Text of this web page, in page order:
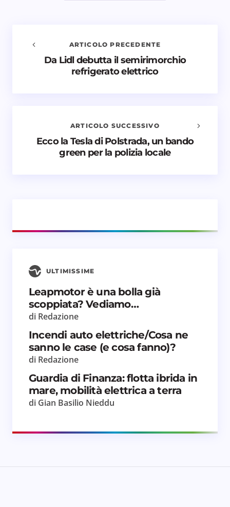
per il prossimo commento.
Avvisami quando vengono aggiunti nuovi
ARTICOLO PRECEDENTE
Da Lidl debutta il semirimorchio
refrigerato elettrico
ARTICOLO SUCCESSIVO
Ecco la Tesla di Polstrada, un bando
green per la polizia locale
ULTIMISSIME
Leapmotor è una bolla già
scoppiata? Vediamo…
di Redazione
Incendi auto elettriche/Cosa ne
sanno le case (e cosa fanno)?
di Redazione
Guardia di Finanza: flotta ibrida in
mare, mobilità elettrica a terra
di Gian Basilio Nieddu